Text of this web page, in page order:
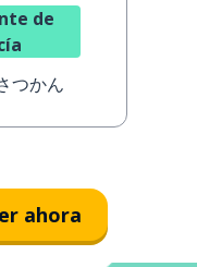
de
つかん
ahora